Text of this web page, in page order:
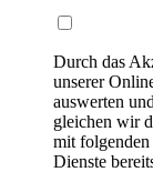
Durch das
unserer
auswerten
gleichen wir
mit folgenden
Dienste